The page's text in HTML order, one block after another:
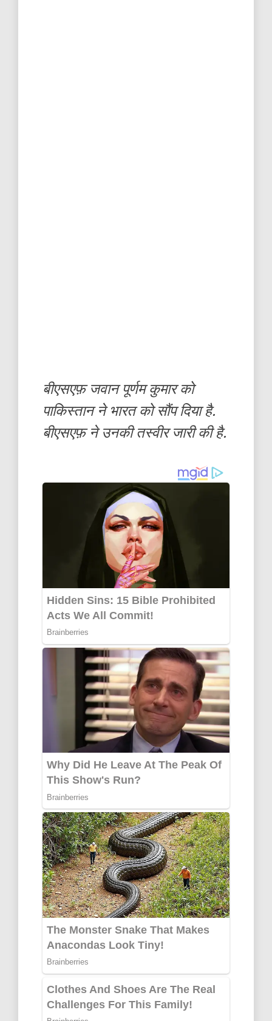
बीएसएफ़ जवान पूर्णम कुमार को
पाकिस्तान ने भारत को सौंप दिया है.
बीएसएफ़ ने उनकी तस्वीर जारी की है.